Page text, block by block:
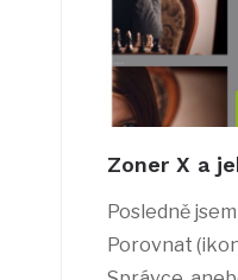
Zoner X a
Posledně
Porovnat